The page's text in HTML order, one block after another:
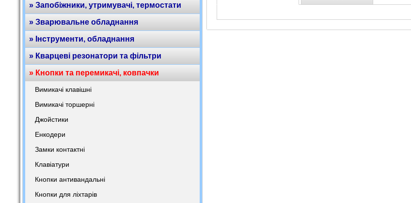
» Запобіжники, утримувачі, термостати
» Зварювальне обладнання
» Інструменти, обладнання
» Кварцеві резонатори та фільтри
» Кнопки та перемикачі, ковпачки
Вимикачі клавішні
Вимикачі торшерні
Джойстики
Енкодери
Замки контактні
Клавіатури
Кнопки антивандальні
Кнопки для ліхтарів